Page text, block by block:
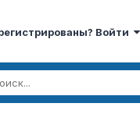
Войти